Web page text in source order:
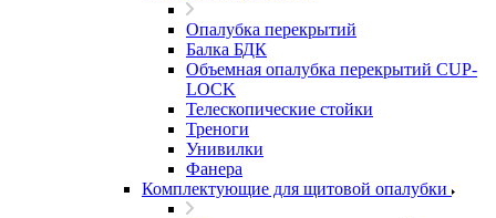
Опалубка перекрытий
Балка БДК
Объемная опалубка перекрытий CUP-
LOCK
Телескопические стойки
Треноги
Унивилки
Фанера
Комплектующие для щитовой опалубки